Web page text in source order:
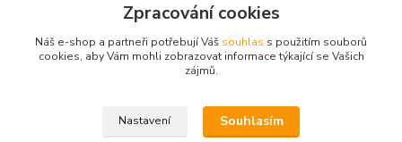
Zboží zařazeno v kategoriích
Punčocháče, silonky, ponožky
Zpracování cookies
Náš e-shop a partneři potřebují Váš souhlas s použitím souborů
cookies, aby Vám mohli zobrazovat informace týkající se Vašich
zájmů.
Nastavení Souhlasím